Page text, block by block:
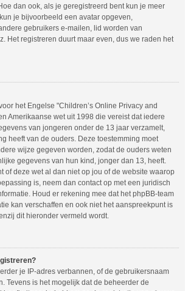
dan ook, als je geregistreerd bent kun je meer
je bijvoorbeeld een avatar opgeven,
gebruikers e-mailen, lid worden van
Het registreren duurt maar even, dus we raden het
het Engelse "Children’s Online Privacy and
Amerikaanse wet uit 1998 die vereist dat iedere
van jongeren onder de 13 jaar verzamelt,
heeft van de ouders. Deze toestemming moet
wijze gegeven worden, zodat de ouders weten
gegevens van hun kind, jonger dan 13, heeft.
of deze wet al dan niet op jou of de website waarop
is, neem dan contact op met een juridisch
Houd er rekening mee dat het phpBB-team
kan verschaffen en ook niet het aanspreekpunt is
dit hieronder vermeld wordt.
je IP-adres verbannen, of de gebruikersnaam
Tevens is het mogelijk dat de beheerder de